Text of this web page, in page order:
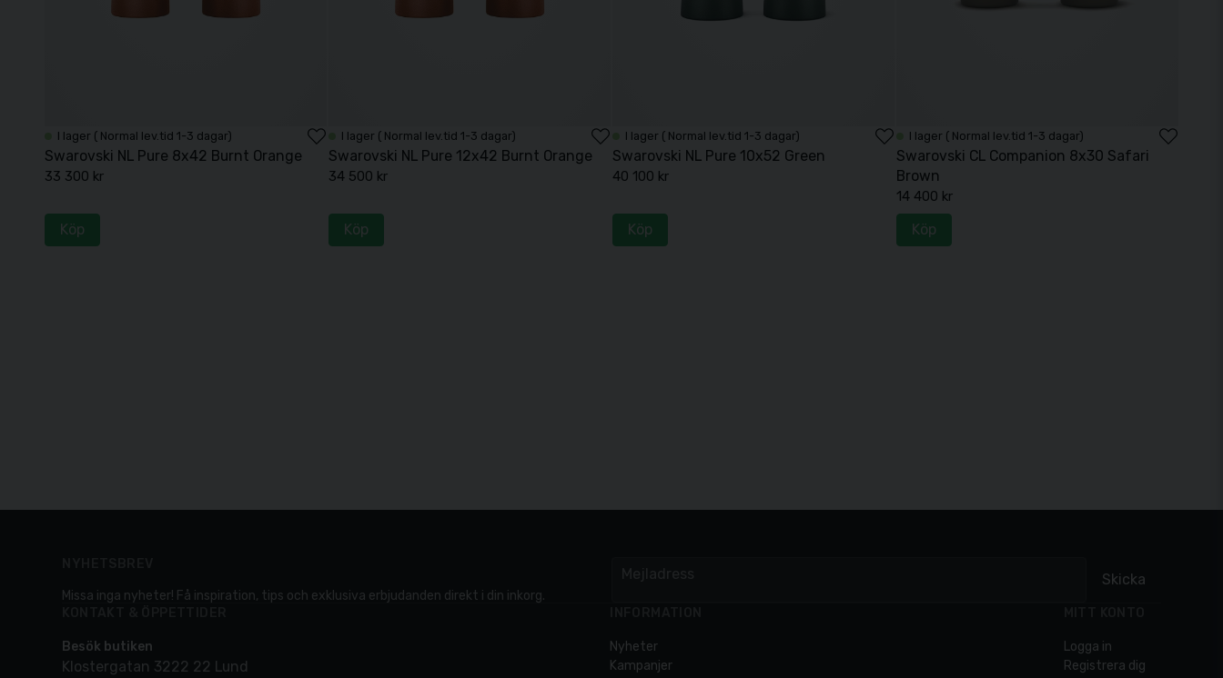
I lager ( Normal lev.tid 1-3 dagar)
Swarovski NL Pure 8x42 Burnt Orange
33 300 kr
Köp
I lager ( Normal lev.tid 1-3 dagar)
Swarovski NL Pure 12x42 Burnt Orange
34 500 kr
Köp
I lager ( Normal lev.tid 1-3 dagar)
Swarovski NL Pure 10x52 Green
40 100 kr
Köp
I lager ( Normal lev.tid 1-3 dagar)
Swarovski CL Companion 8x30 Safari
Brown
14 400 kr
Köp
Skicka
Missa inga nyheter! Få inspiration, tips och exklusiva erbjudanden direkt i din inkorg.
Besök butiken
Klostergatan 3222 22 Lund
Nyheter
Kampanjer
Logga in
Registrera dig